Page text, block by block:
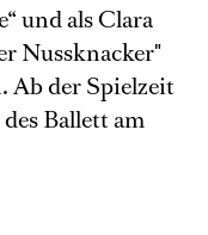
und als Clara
Nussknacker"
Ab der Spielzeit
Ballett am